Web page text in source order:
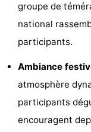
jeux
jeux
intérieures
Bowling
Parcours
de
golf
Centres
de
être
Villages
villes
Sports
groupe de
national
participants.
Ambiance
atmosphère
participants
encouragent